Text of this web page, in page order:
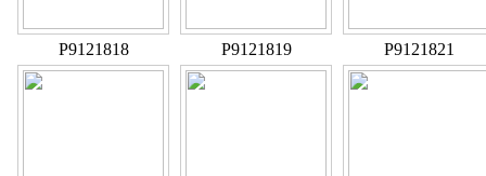
P9121818 P9121819 P9121821